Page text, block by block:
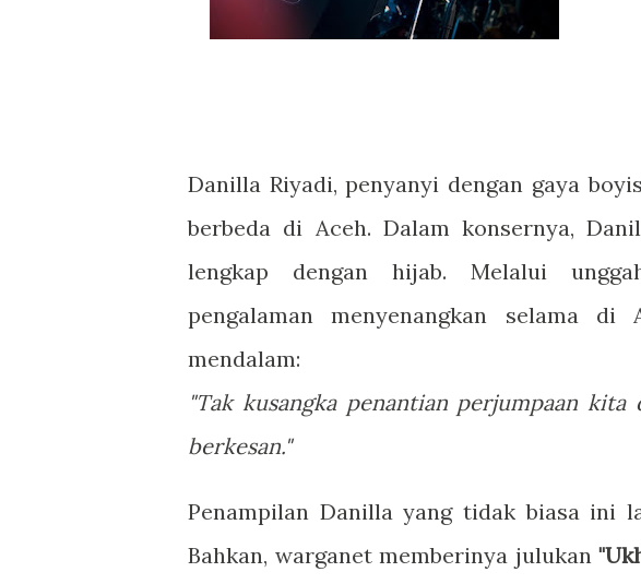
Danilla Riyadi, penyanyi dengan gaya
berbeda di Aceh. Dalam konsernya,
lengkap dengan hijab. Melalui
pengalaman menyenangkan selama di
mendalam:
"Tak kusangka penantian perjumpaan
berkesan."
Penampilan Danilla yang tidak biasa ini
Bahkan, warganet memberinya julukan